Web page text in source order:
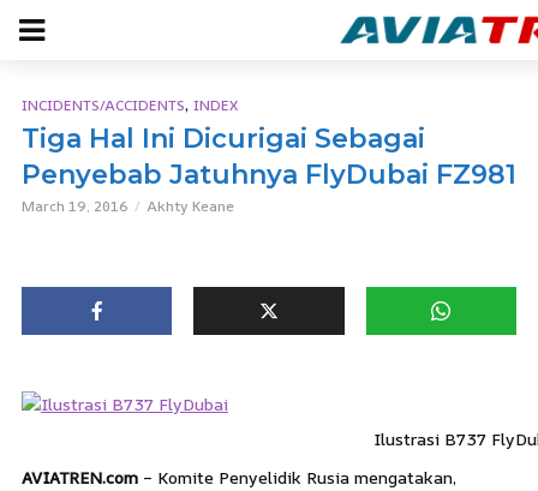
INCIDENTS/ACCIDENTS, INDEX
Tiga Hal Ini Dicurigai Sebagai
Penyebab Jatuhnya FlyDubai FZ981
March 19, 2016 Akhty Keane
Ilustrasi B737
AVIATREN.com – Komite Penyelidik Rusia mengatakan,